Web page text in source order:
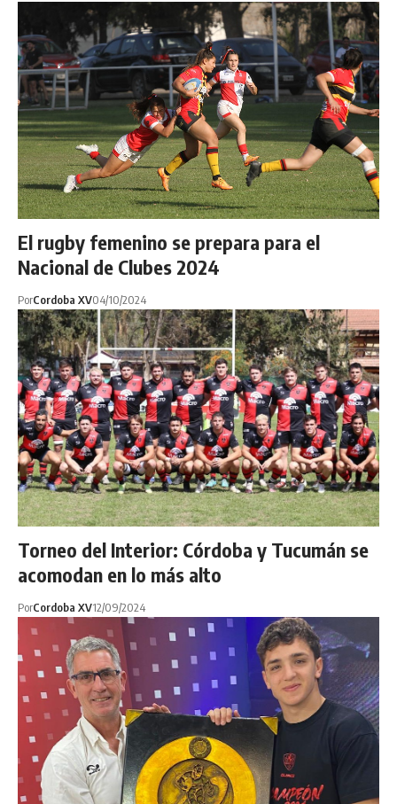
El rugby femenino se prepara para el
Nacional de Clubes 2024
PorCordoba XV04/10/2024
Torneo del Interior: Córdoba y Tucumán se
acomodan en lo más alto
PorCordoba XV12/09/2024